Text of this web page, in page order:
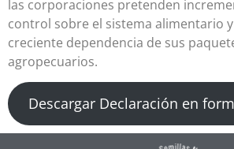
las corporaciones pretenden
control sobre el sistema alimentario
creciente dependencia de sus
agropecuarios.
Descargar Declaración en